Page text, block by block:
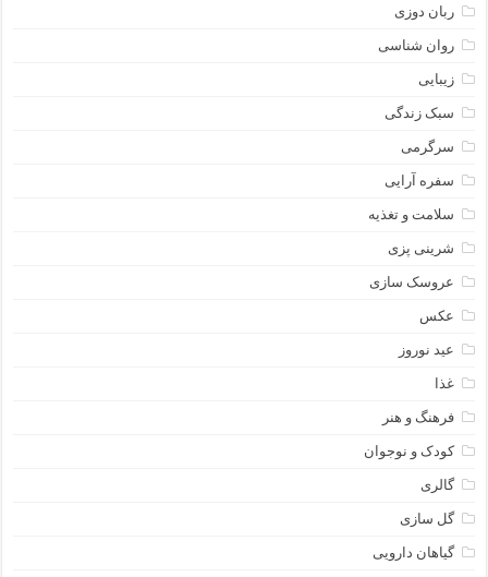
ربان دوزی
روان شناسی
زیبایی
سبک زندگی
سرگرمی
سفره آرایی
سلامت و تغذیه
شرینی پزی
عروسک سازی
عکس
عید نوروز
غذا
فرهنگ و هنر
کودک و نوجوان
گالری
گل سازی
گیاهان دارویی